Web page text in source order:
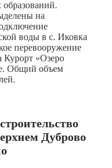
на
воды в с. Иковка
перевооружение
Курорт «Озеро
Общий объем
Дуброво